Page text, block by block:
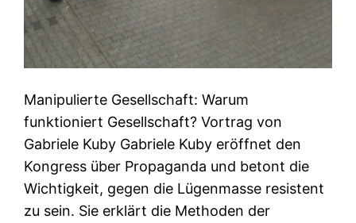
Manipulierte Gesellschaft: Warum
funktioniert Gesellschaft? Vortrag von
Gabriele Kuby Gabriele Kuby eröffnet den
Kongress über Propaganda und betont die
Wichtigkeit, gegen die Lügenmasse resistent
zu sein. Sie erklärt die Methoden der